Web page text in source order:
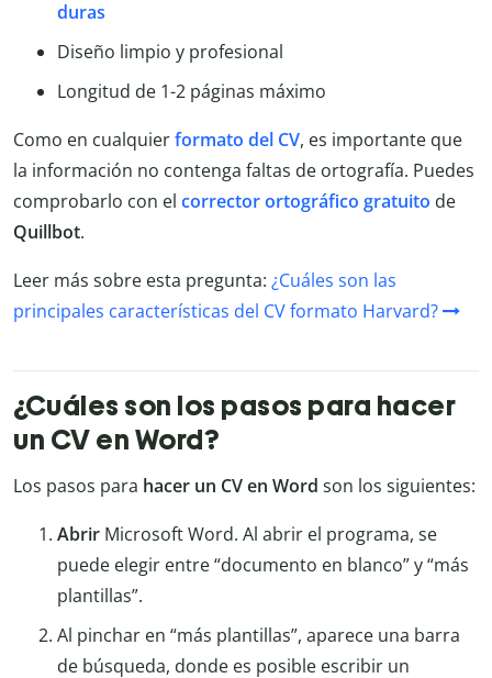
duras
Diseño limpio y profesional
Longitud de 1-2 páginas máximo
Como en cualquierformato del CV, es importante que
la información no contenga faltas de ortografía. Puedes
comprobarlo con el corrector ortográfico gratuito de
Quillbot.
Leer más sobre esta pregunta: ¿Cuáles son las
principales características del CV formato Harvard?
¿Cuáles son los pasos para hacer
un CV en Word?
Los pasos para hacer un CV en Word son los siguientes:
Abrir Microsoft Word. Al abrir el programa, se
puede elegir entre “documento en blanco” y “más
plantillas”.
Al pinchar en “más plantillas”, aparece una barra
de búsqueda, donde es posible escribir un